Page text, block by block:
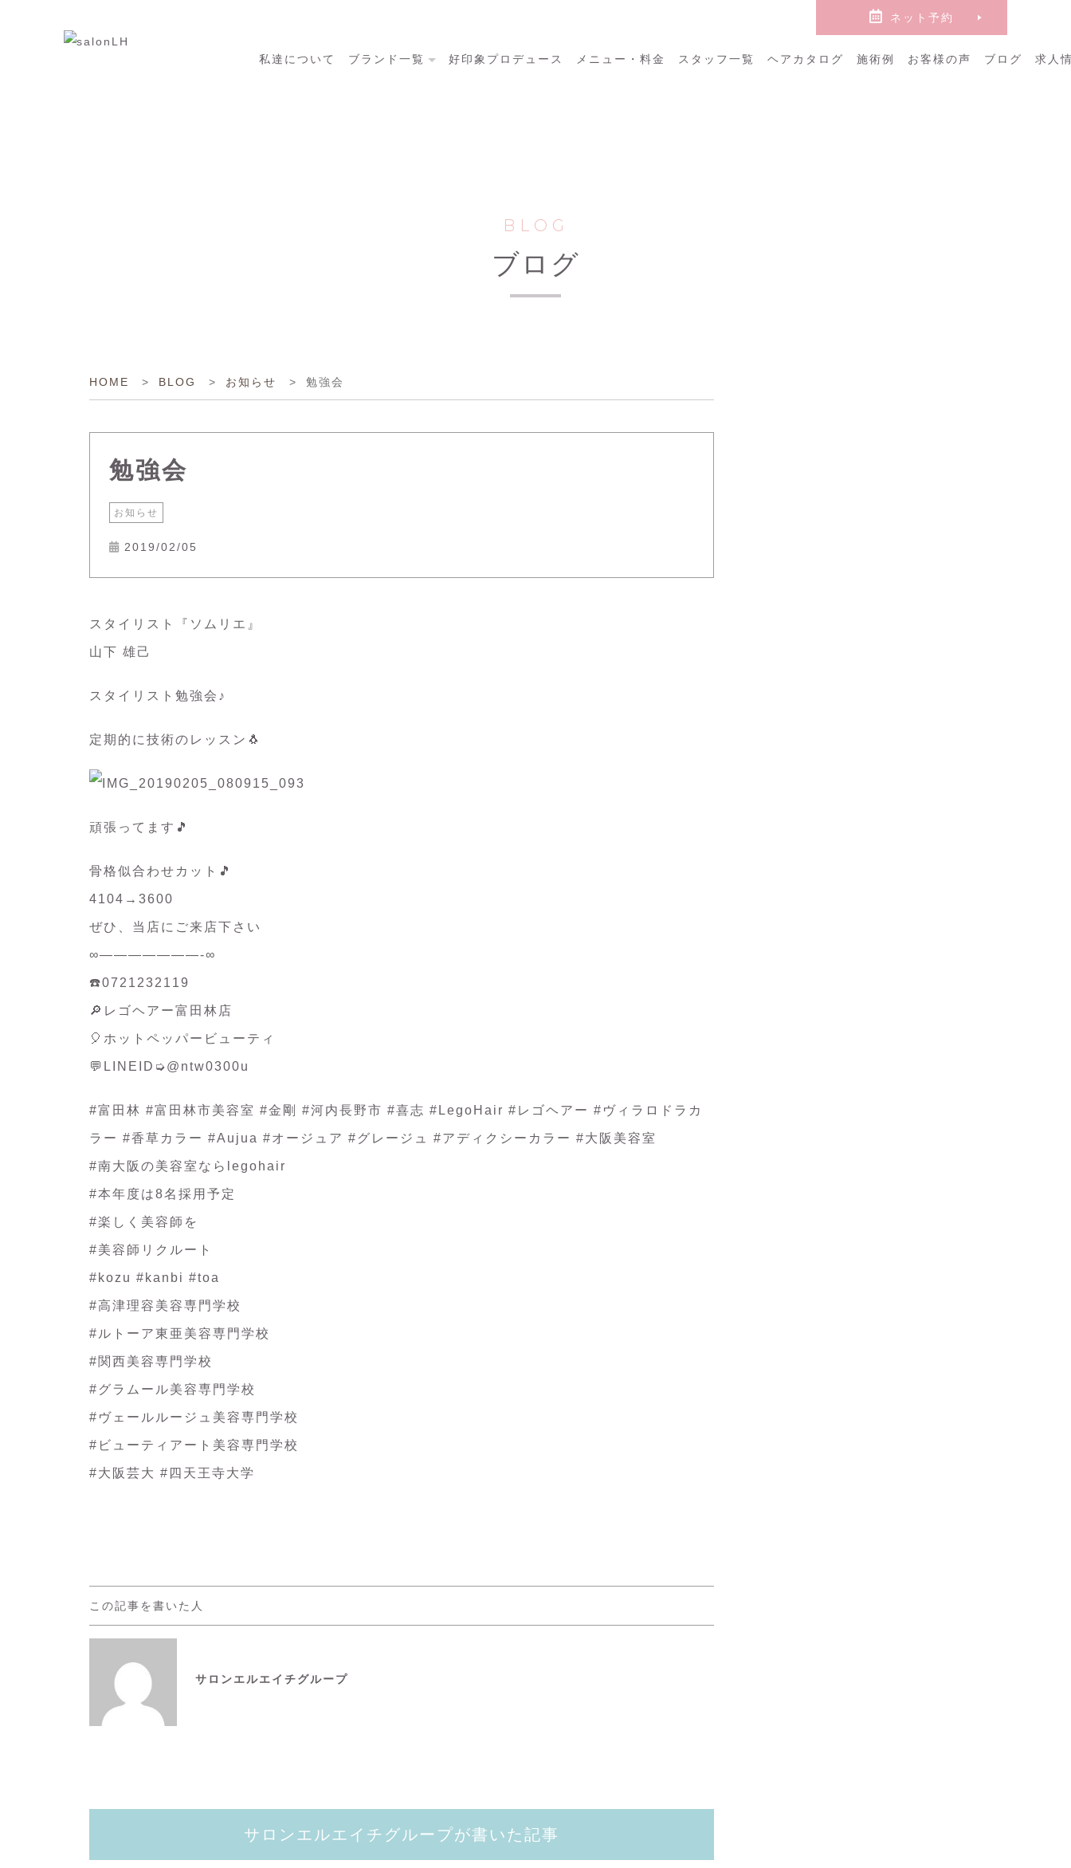
ネット 予約
私達について ブランド一覧 好印象プロデュース メニュー・料金 スタッフ一覧 ヘアカタログ 施術例 お客様の声 ブログ 求人
BLOG
ブログ
HOME > BLOG > お知らせ > 勉強会
勉強会
お知らせ
2019/02/05
スタイリスト『ソムリエ』
山下 雄己
スタイリスト勉強会♪
定期的に技術のレッスン🐧
頑張ってます🎵
骨格似合わせカット🎵
4104→3600
ぜひ、当店にご来店下さい
∞———————-∞
☎️0721232119
🔎レゴヘアー富田林店
🎈ホットペッパービューティ
💬LINEID➭@ntw0300u
#富田林 #富田林市美容室 #金剛 #河内長野市 #喜志 #LegoHair #レゴヘアー #ヴィラロドラカ
ラー #香草カラー #Aujua #オージュア #グレージュ #アディクシーカラー #大阪美容室
#南大阪の美容室ならlegohair
#本年度は8名採用予定
#楽しく美容師を
#美容師リクルート
#kozu #kanbi #toa
#高津理容美容専門学校
#ルトーア東亜美容専門学校
#関西美容専門学校
#グラムール美容専門学校
#ヴェールルージュ美容専門学校
#ビューティアート美容専門学校
#大阪芸大 #四天王寺大学
この記事を書いた人
サロンエルエイチグループ
サロンエルエイチグループが書いた記事